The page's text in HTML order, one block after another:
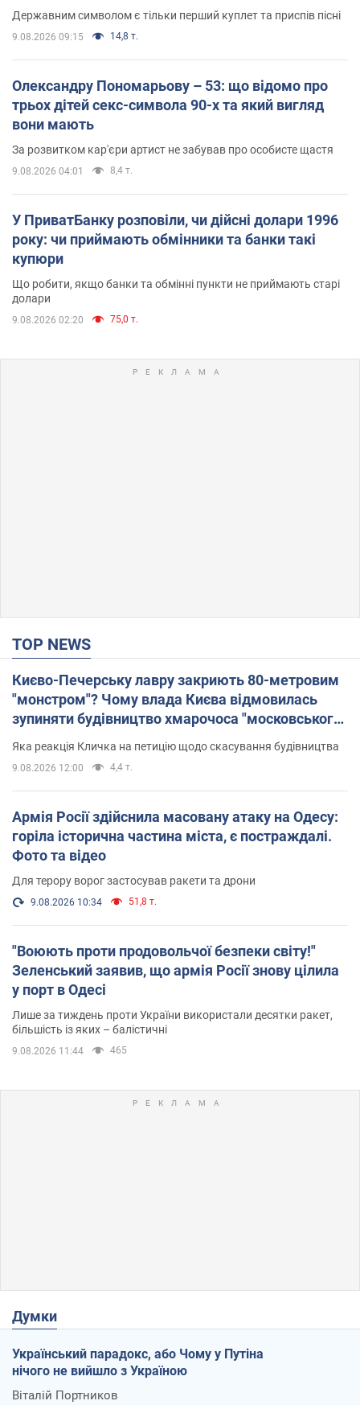
Державним символом є тільки перший куплет та приспів пісні
9.08.2026 09:15 14,8 т.
Олександру Пономарьову – 53: що відомо про
трьох дітей секс-символа 90-х та який вигляд
вони мають
За розвитком кар'єри артист не забував про особисте щастя
9.08.2026 04:01 8,4 т.
У ПриватБанку розповіли, чи дійсні долари 1996
року: чи приймають обмінники та банки такі
купюри
Що робити, якщо банки та обмінні пункти не приймають старі
долари
9.08.2026 02:20 75,0 т.
TOP NEWS
Києво-Печерську лавру закриють 80-метровим
"монстром"? Чому влада Києва відмовилась
зупиняти будівництво хмарочоса "московського
вірянина"
Яка реакція Кличка на петицію щодо скасування будівництва
9.08.2026 12:00 4,4 т.
Армія Росії здійснила масовану атаку на Одесу:
горіла історична частина міста, є постраждалі.
Фото та відео
Для терору ворог застосував ракети та дрони
9.08.2026 10:34 51,8 т.
"Воюють проти продовольчої безпеки світу!"
Зеленський заявив, що армія Росії знову цілила
у порт в Одесі
Лише за тиждень проти України використали десятки ракет,
більшість із яких – балістичні
9.08.2026 11:44 465
Думки
Український парадокс, або Чому у Путіна
нічого не вийшло з Україною
Віталій Портников